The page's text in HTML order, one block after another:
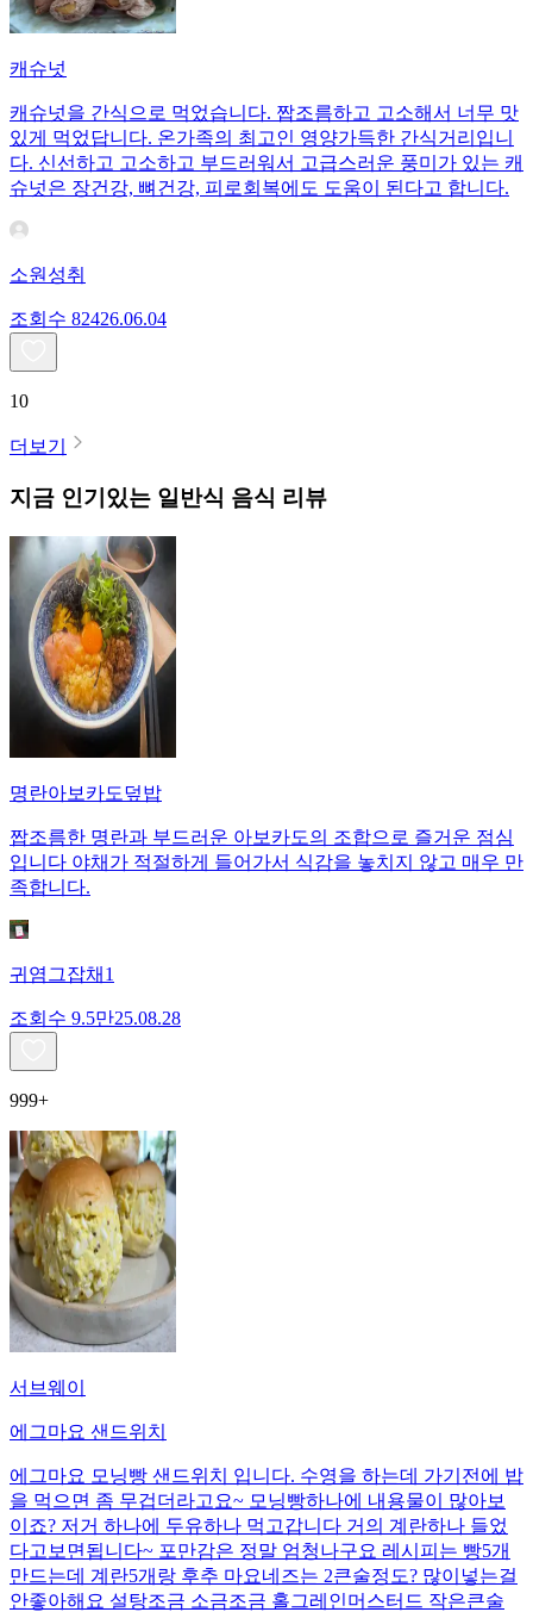
캐슈넛
캐슈넛을 간식으로 먹었습니다. 짭조름하고 고소해서 너무 맛
있게 먹었답니다. 온가족의 최고인 영양가득한 간식거리입니
다. 신선하고 고소하고 부드러워서 고급스러운 풍미가 있는 캐
슈넛은 장건강, 뼈건강, 피로회복에도 도움이 된다고 합니다.
소원성취
조회수 82426.06.04
10
더보기
지금 인기있는 일반식 음식 리뷰
명란아보카도덮밥
짭조름한 명란과 부드러운 아보카도의 조합으로 즐거운 점심
입니다 야채가 적절하게 들어가서 식감을 놓치지 않고 매우 만
족합니다.
귀염그잡채1
조회수 9.5만25.08.28
999+
서브웨이
에그마요 샌드위치
에그마요 모닝빵 샌드위치 입니다. 수영을 하는데 가기전에 밥
을 먹으면 좀 무겁더라고요~ 모닝빵하나에 내용물이 많아보
이죠? 저거 하나에 두유하나 먹고갑니다 거의 계란하나 들었
다고보면됩니다~ 포만감은 정말 엄청나구요 레시피는 빵5개
만드는데 계란5개랑 후추 마요네즈는 2큰술정도? 많이넣는걸
안좋아해요 설탕조금 소금조금 홀그레인머스터드 작은큰술